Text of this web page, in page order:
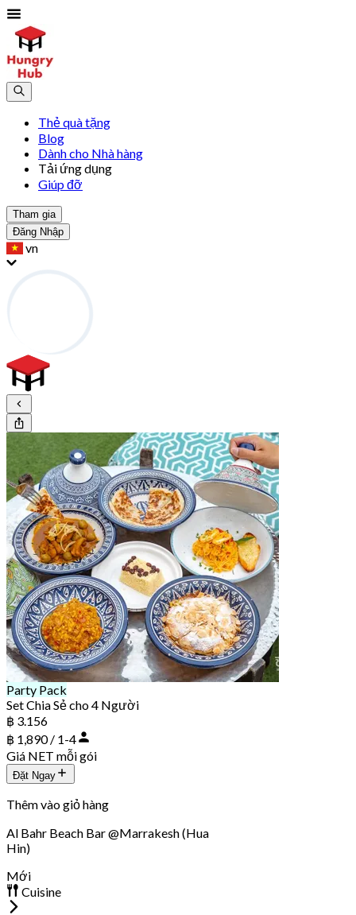
Thẻ quà tặng
Blog
Dành cho Nhà hàng
Tải ứng dụng
Giúp đỡ
Tham gia
Đăng Nhập
vn
Party Pack
Set Chia Sẻ cho 4 Người
฿ 3.156
฿ 1,890 / 1-4
Giá NET mỗi gói
Đặt Ngay
Thêm vào giỏ hàng
Al Bahr Beach Bar @Marrakesh (Hua
Hin)
Mới
Cuisine